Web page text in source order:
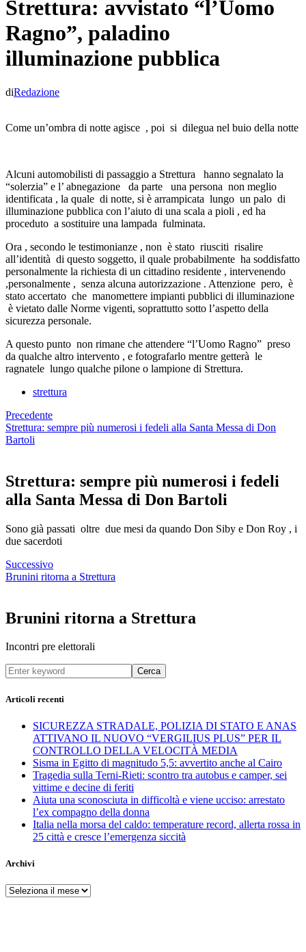
Strettura: avvistato “l’Uomo
Ragno”, paladino
illuminazione pubblica
diRedazione
Come un’ombra di notte agisce , poi si dilegua nel buio della notte
Alcuni automobilisti di passaggio a Strettura hanno segnalato la
“solerzia” e l’ abnegazione da parte una persona non meglio
identificata , la quale di notte, si è arrampicata lungo un palo di
illuminazione pubblica con l’aiuto di una scala a pioli , ed ha
proceduto a sostituire una lampada fulminata.
Ora , secondo le testimonianze , non è stato riusciti risalire
all’identità di questo soggetto, il quale probabilmente ha soddisfatto
personalmente la richiesta di un cittadino residente , intervenendo
,personalmente , senza alcuna autorizzazione . Attenzione pero, è
stato accertato che manomettere impianti pubblici di illuminazione
è vietato dalle Norme vigenti, soprattutto sotto l’aspetto della
sicurezza personale.
A questo punto non rimane che attendere “l’Uomo Ragno” preso
da qualche altro intervento , e fotografarlo mentre getterà le
ragnatele lungo qualche pilone o lampione di Strettura.
strettura
Precedente
Strettura: sempre più numerosi i fedeli alla Santa Messa di Don
Bartoli
Strettura: sempre più numerosi i fedeli
alla Santa Messa di Don Bartoli
Sono già passati oltre due mesi da quando Don Siby e Don Roy , i
due sacerdoti
Successivo
Brunini ritorna a Strettura
Brunini ritorna a Strettura
Incontri pre elettorali
Cerca
Articoli recenti
SICUREZZA STRADALE, POLIZIA DI STATO E ANAS
ATTIVANO IL NUOVO “VERGILIUS PLUS” PER IL
CONTROLLO DELLA VELOCITÀ MEDIA
Sisma in Egitto di magnitudo 5,5: avvertito anche al Cairo
Tragedia sulla Terni-Rieti: scontro tra autobus e camper, sei
vittime e decine di feriti
Aiuta una sconosciuta in difficoltà e viene ucciso: arrestato
l’ex compagno della donna
Italia nella morsa del caldo: temperature record, allerta rossa in
25 città e cresce l’emergenza siccità
Archivi
Archivi